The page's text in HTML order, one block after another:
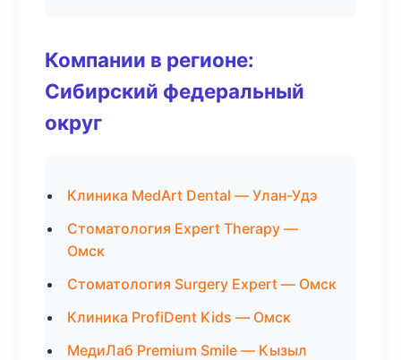
Компании в регионе:
Сибирский федеральный
округ
Клиника MedArt Dental — Улан-Удэ
Стоматология Expert Therapy —
Омск
Стоматология Surgery Expert — Омск
Клиника ProfiDent Kids — Омск
МедиЛаб Premium Smile — Кызыл